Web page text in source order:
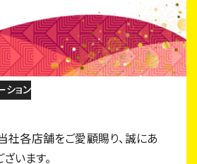
も大変お世話になり
ション
社各店舗をご愛顧賜り、誠にあ
います。